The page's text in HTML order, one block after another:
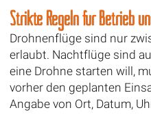
Strikte Regeln für Betrieb
Drohnenflüge sind nur
erlaubt. Nachtflüge sind
eine Drohne starten will,
vorher den geplanten
Angabe von Ort, Datum,